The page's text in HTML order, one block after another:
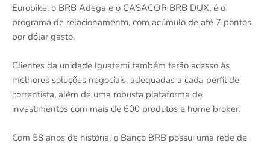
Eurobike, o BRB Adega e o CASACOR BRB DUX, é o
programa de relacionamento, com acúmulo de até 7 pontos
por dólar gasto.
Clientes da unidade Iguatemi também terão acesso às
melhores soluções negociais, adequadas a cada perfil de
correntista, além de uma robusta plataforma de
investimentos com mais de 600 produtos e home broker.
Com 58 anos de história, o Banco BRB possui uma rede de